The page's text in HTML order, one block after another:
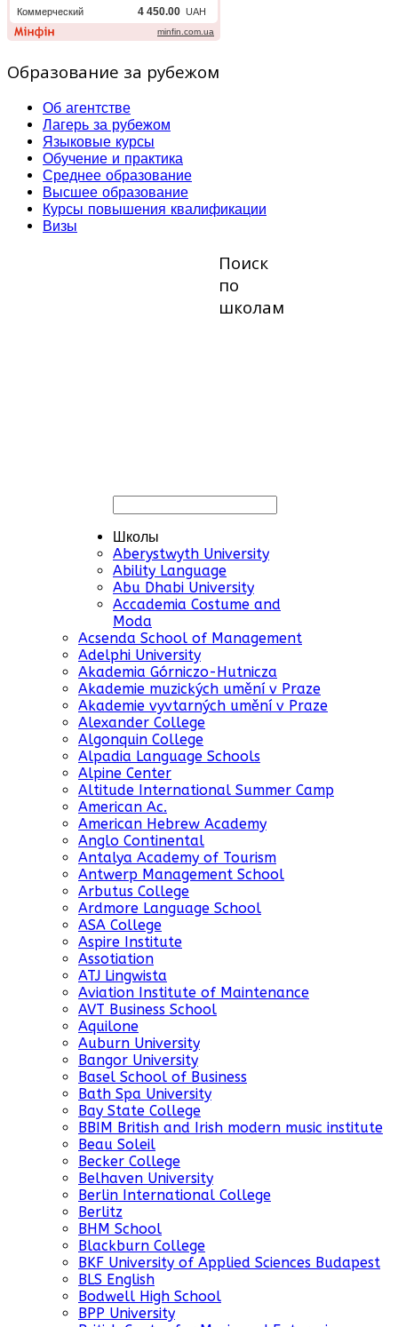
Образование за рубежом
Об агентстве
Лагерь за рубежом
Языковые курсы
Обучение и практика
Среднее образование
Высшее образование
Курсы повышения квалификации
Визы
Поиск
по
школам
Школы
Aberystwyth University
Ability Language
Abu Dhabi University
Accademia Costume and
Moda
Acsenda School of Management
Adelphi University
Akademia Górniczo-Hutnicza
Akademie muzických umění v Praze
Akademie vyvtarných umění v Praze
Alexander College
Algonquin College
Alpadia Language Schools
Alpine Center
Altitude International Summer Camp
American Ac.
American Hebrew Academy
Anglo Continental
Antalya Academy of Tourism
Antwerp Management School
Arbutus College
Ardmore Language School
ASA College
Aspire Institute
Assotiation
ATJ Lingwista
Aviation Institute of Maintenance
AVT Business School
Aquilone
Auburn University
Bangor University
Basel School of Business
Bath Spa University
Bay State College
BBIM British and Irish modern music institute
Beau Soleil
Becker College
Belhaven University
Berlin International College
Berlitz
BHM School
Blackburn College
BKF University of Applied Sciences Budapest
BLS English
Bodwell High School
BPP University